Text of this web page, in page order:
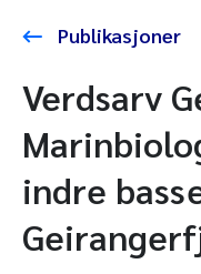
Publikasjoner
Verdsarv
indre